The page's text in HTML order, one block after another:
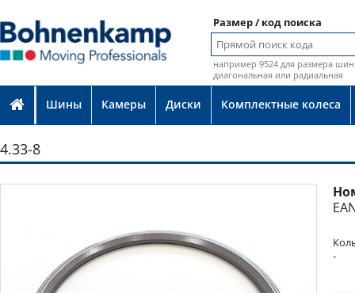
Размер / код поиска
например 9524 для размера шин
диагональная или радиальная
Шины Камеры Диски Комплектные колеса
4.33-8
-